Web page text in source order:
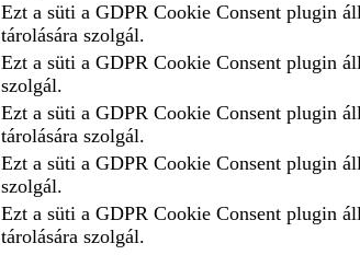
Ezt a süti a GDPR Cookie Consent plugin
tárolására szolgál.
Ezt a süti a GDPR Cookie Consent plugin
szolgál.
Ezt a süti a GDPR Cookie Consent plugin
tárolására szolgál.
Ezt a süti a GDPR Cookie Consent plugin
szolgál.
Ezt a süti a GDPR Cookie Consent plugin
tárolására szolgál.